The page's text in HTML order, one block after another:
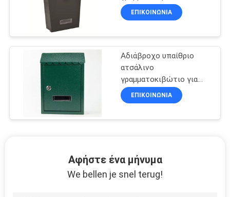
στέκεται Zaing
Ζαλβανισμένο λευκό
ΕΠΙΚΟΙΝΩΝΊΑ
Αδιάβροχο υπαίθριο
ατσάλινο
γραμματοκιβώτιο για
διαμερίσματα αδιάβροχο
με κλειδαριά 2 κλειδιών,
ΕΠΙΚΟΙΝΩΝΊΑ
Αφήστε ένα μήνυμα
We bellen je snel terug!